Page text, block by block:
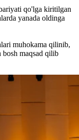
qo'lga kiritilgan
yanada oldinga
muhokama qilinib,
maqsad qilib